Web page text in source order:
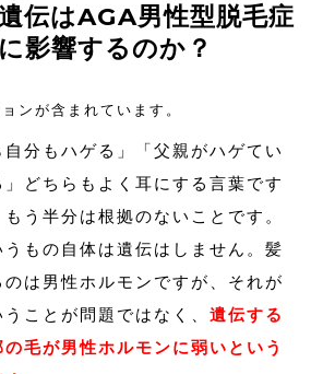
伝はAGA男性型脱毛症
影響するのか？
ンが含まれています。
自分もハゲる」「父親がハゲてい
どちらもよく耳にする言葉です
う半分は根拠のないことです。
もの自体は遺伝はしません。髪
は男性ホルモンですが、それが
ことが問題ではなく、 遺伝する
毛が男性ホルモンに弱いという